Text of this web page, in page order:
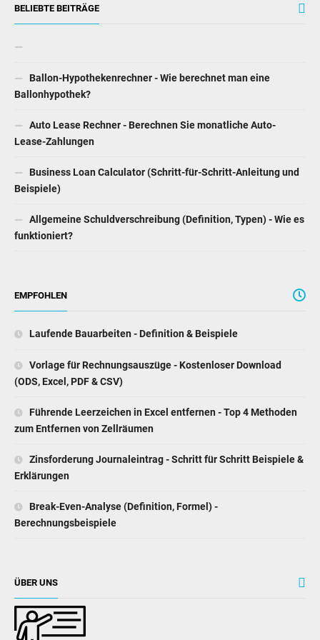
BELIEBTE BEITRÄGE
Ballon-Hypothekenrechner - Wie berechnet man eine
Ballonhypothek?
Auto Lease Rechner - Berechnen Sie monatliche Auto-
Lease-Zahlungen
Business Loan Calculator (Schritt-für-Schritt-Anleitung und
Beispiele)
Allgemeine Schuldverschreibung (Definition, Typen) - Wie es
funktioniert?
EMPFOHLEN
Laufende Bauarbeiten - Definition & Beispiele
Vorlage für Rechnungsauszüge - Kostenloser Download
(ODS, Excel, PDF & CSV)
Führende Leerzeichen in Excel entfernen - Top 4 Methoden
zum Entfernen von Zellräumen
Zinsforderung Journaleintrag - Schritt für Schritt Beispiele &
Erklärungen
Break-Even-Analyse (Definition, Formel) -
Berechnungsbeispiele
ÜBER UNS